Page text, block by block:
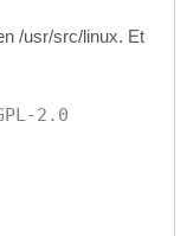
/usr/src/linux. Et
2.0